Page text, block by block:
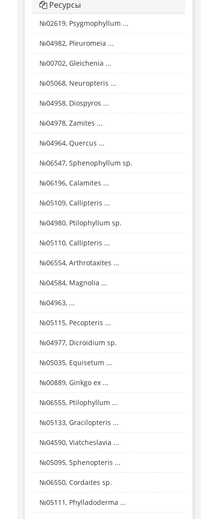
Ресурсы
№02619, Psygmophyllum ...
№04982, Pleuromeia ...
№00702, Gleichenia ...
№05068, Neuropteris ...
№04958, Diospyros ...
№04978, Zamites ...
№04964, Quercus ...
№06547, Sphenophyllum sp.
№06196, Calamites ...
№05109, Callipteris ...
№04980, Ptilophyllum sp.
№05110, Callipteris ...
№06554, Arthrotaxites ...
№04584, Magnolia ...
№04963, ...
№05115, Pecopteris ...
№04977, Dicroidium sp.
№05035, Equisetum ...
№00889, Ginkgo ex ...
№06555, Ptilophyllum ...
№05133, Gracilopteris ...
№04590, Viatcheslavia ...
№05095, Sphenopteris ...
№06550, Cordaites sp.
№05111, Phylladoderma ...